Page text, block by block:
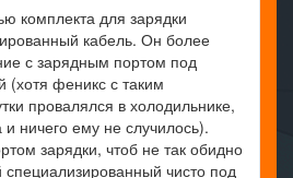
комплекта для зарядки
кабель. Он более
с зарядным портом под
(хотя феникс с таким
провалялся в холодильнике,
ничего ему не случилось).
зарядки, чтоб не так обидно
чисто под